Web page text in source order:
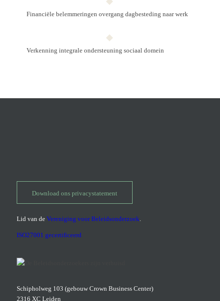
Financiële belem­me­ringen over­gang dag­beste­ding naar werk
Verkenning integrale ondersteuning sociaal domein
Download ons privacystatement
Lid van de Vereniging voor Beleidsonderzoek.
ISO27001 gecertificeerd
Schipholweg 103 (gebouw Crown Business Center)
2316 XC Leiden